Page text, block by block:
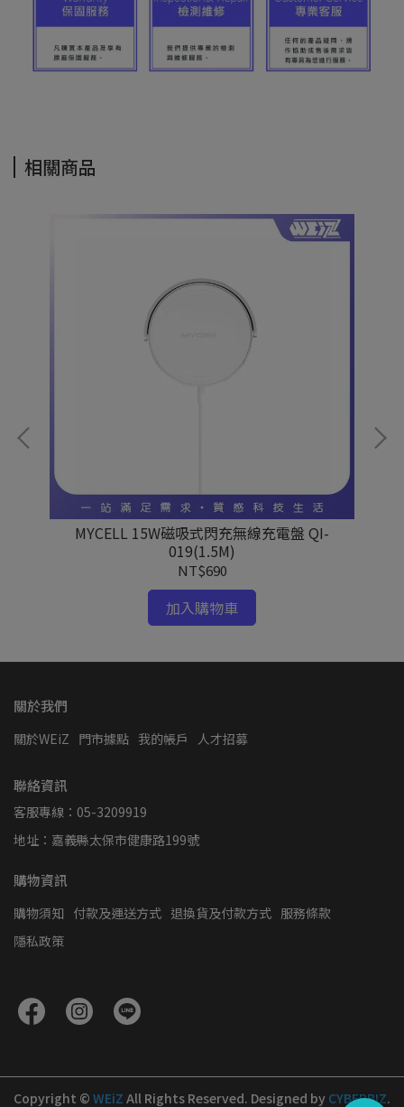
相關商品
MYCELL 15W磁吸式閃充無線充電盤 QI-
019(1.5M)
NT$690
加入購物車
關於我們
關於WEiZ 門市據點 我的帳戶 人才招募
聯絡資訊
客服專線：05-3209919
地址：嘉義縣太保市健康路199號
購物資訊
購物須知 付款及運送方式 退換貨及付款方式 服務條款
隱私政策
Copyright © WEiZ All Rights Reserved. Designed by CYBERBIZ.